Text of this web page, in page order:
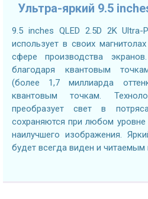
Ультра-яркий 9.5
9.5 inches QLED 2.5D 2K Ultra-
использует в своих
сфере производства
благодаря квантовым
(более 1,7 миллиарда
квантовым точкам.
преобразует свет в
сохраняются при любом
наилучшего изображения.
будет всегда виден и читаемым